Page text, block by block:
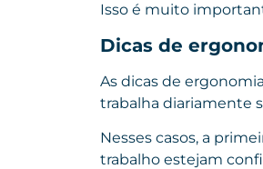
Isso é muito
Dicas de
As dicas de
trabalha diariamente
Nesses casos, a
trabalho estejam